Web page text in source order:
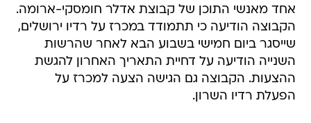
אחד מאנשי התוכן של קבוצת אדלר חומסקי-ארומה.
הקבוצה הודיעה כי תתמודד במכרז על רדיו ירושלים,
שייסגר ביום חמישי בשבוע הבא לאחר שהרשות
השנייה הודיעה על דחיית התאריך האחרון להגשת
ההצעות. הקבוצה גם הגישה הצעה למכרז על
הפעלת רדיו השרון.